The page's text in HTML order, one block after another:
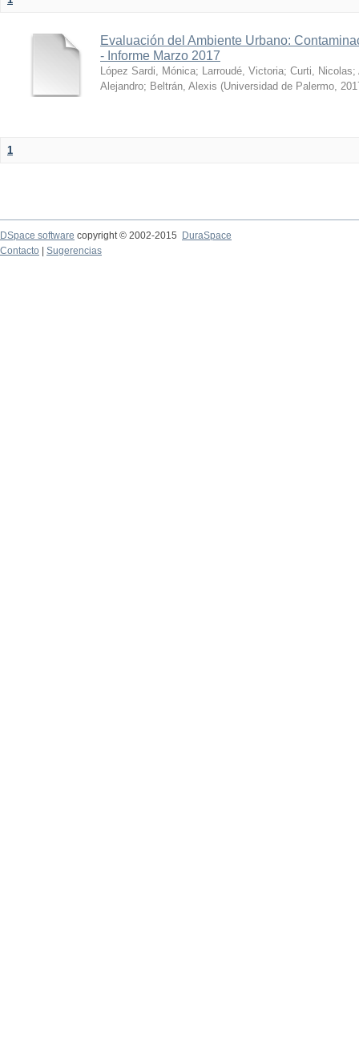
Evaluación del Ambiente Urbano:
- Informe Marzo 2017
López Sardi, Mónica; Larroudé, Victoria; Curti, Nicolas;
Alejandro; Beltrán, Alexis (Universidad de Palermo,
1
DSpace software copyright © 2002-2015
DuraSpace
Contacto
Sugerencias